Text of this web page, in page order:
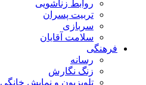
روابط زناشویی
تربیت پسران
سربازی
سلامت آقایان
فرهنگی
رسانه
زنگ نگارش
تلویزیون و نمایش خانگی